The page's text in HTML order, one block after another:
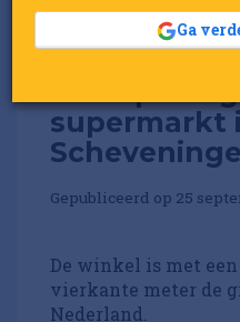
supermarkt
Gepubliceerd op 25
De winkel is met
vierkante meter de
Nederland.
Ga